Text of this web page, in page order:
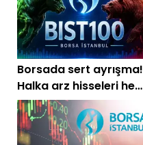
Borsada sert ayrışma!
Halka arz hisseleri hem
zirvede hem dipte